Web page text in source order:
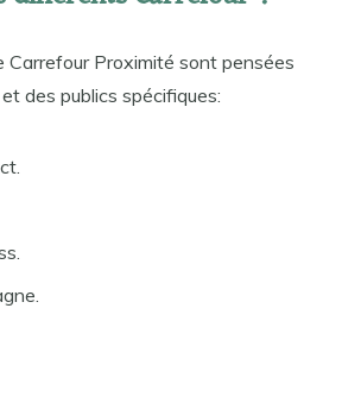
Carrefour Proximité sont pensées
des publics spécifiques: